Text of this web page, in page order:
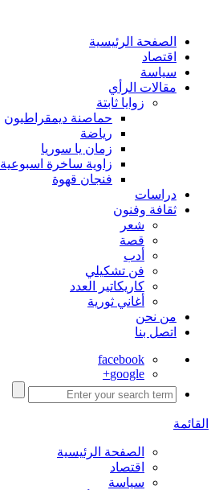
الصفحة الرئيسية
اقتصاد
سياسة
مقالات الرأي
زوايا ثابتة
حماصنة ديمقراطيون
رياضة
زمان يا سوريا
زاوية ساخرة اسبوعية
فنجان قهوة
دراسات
ثقافة وفنون
شعر
قصة
أدب
فن تشكيلي
كاريكاتير العدد
أغاني ثورية
من نحن
اتصل بنا
facebook
google+
القائمة
الصفحة الرئيسية
اقتصاد
سياسة